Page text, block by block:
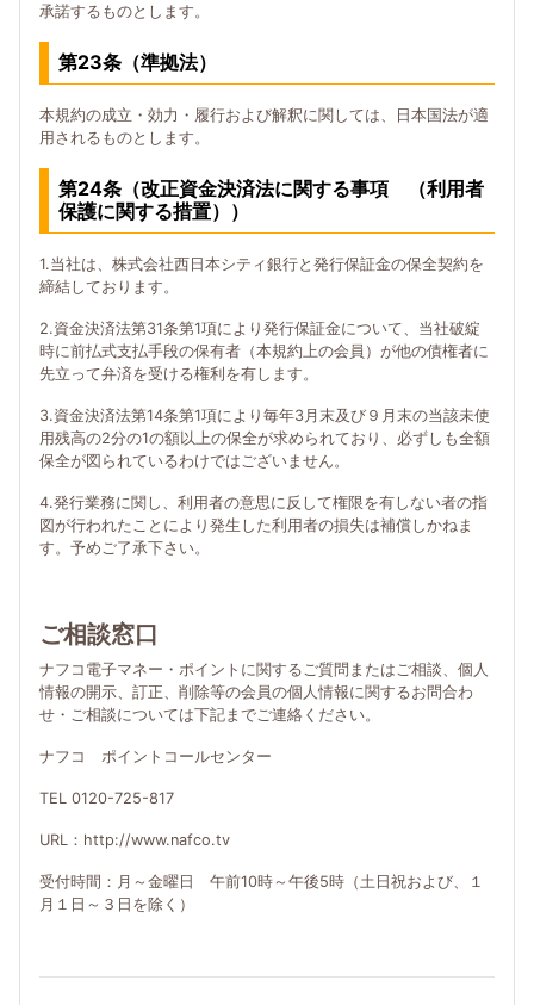
承諾するものとします。
第23条（準拠法）
本規約の成立・効力・履行および解釈に関しては、日本国法が適
用されるものとします。
第24条（改正資金決済法に関する事項 （利用者
保護に関する措置））
1.当社は、株式会社西日本シティ銀行と発行保証金の保全契約を
締結しております。
2.資金決済法第31条第1項により発行保証金について、当社破綻
時に前払式支払手段の保有者（本規約上の会員）が他の債権者に
先立って弁済を受ける権利を有します。
3.資金決済法第14条第1項により毎年3月末及び９月末の当該未使
用残高の2分の1の額以上の保全が求められており、必ずしも全額
保全が図られているわけではございません。
4.発行業務に関し、利用者の意思に反して権限を有しない者の指
図が行われたことにより発生した利用者の損失は補償しかねま
す。予めご了承下さい。
ご相談窓口
ナフコ電子マネー・ポイントに関するご質問またはご相談、個人
情報の開示、訂正、削除等の会員の個人情報に関するお問合わ
せ・ご相談については下記までご連絡ください。
ナフコ ポイントコールセンター
TEL 0120-725-817
URL：http://www.nafco.tv
受付時間：月～金曜日 午前10時～午後5時（土日祝および、１
月１日～３日を除く）